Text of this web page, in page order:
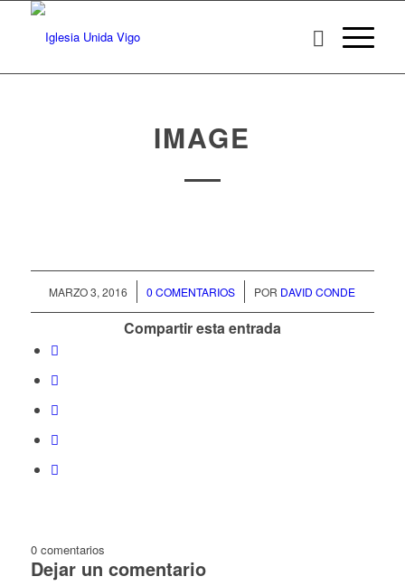
IMAGE
MARZO 3, 2016
/ 0 COMENTARIOS
/ POR DAVID CONDE
Compartir esta entrada
0 comentarios
Dejar un comentario